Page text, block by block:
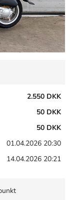
2.550 DKK
50 DKK
50 DKK
01.04.2026 20:30
14.04.2026 20:21